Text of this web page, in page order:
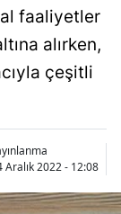
faaliyetler
alırken,
çeşitli
Aralık 2022 - 12:08